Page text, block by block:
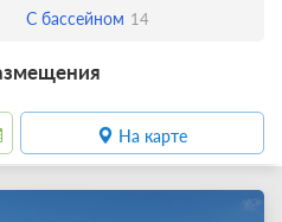
С бассейном 14
На карте